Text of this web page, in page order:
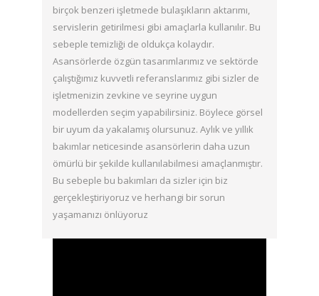
birçok benzeri işletmede bulaşıkların aktarımı,
servislerin getirilmesi gibi amaçlarla kullanılır. Bu
sebeple temizliği de oldukça kolaydır.
Asansörlerde özgün tasarımlarımız ve sektörde
çalıştığımız kuvvetli referanslarımız gibi sizler de
işletmenizin zevkine ve seyrine uygun
modellerden seçim yapabilirsiniz. Böylece görsel
bir uyum da yakalamış olursunuz. Aylık ve yıllık
bakımlar neticesinde asansörlerin daha uzun
ömürlü bir şekilde kullanılabilmesi amaçlanmıştır.
Bu sebeple bu bakımları da sizler için biz
gerçekleştiriyoruz ve herhangi bir sorun
yaşamanızı önlüyoruz